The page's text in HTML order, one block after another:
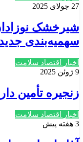
27 جولای 2025
شیرخشک
سهمیه‌بندی
اخبار اقتصاد سلامت
9 ژوئن 2025
زنجیره تأمین
اخبار اقتصاد سلامت
3 هفته پیش